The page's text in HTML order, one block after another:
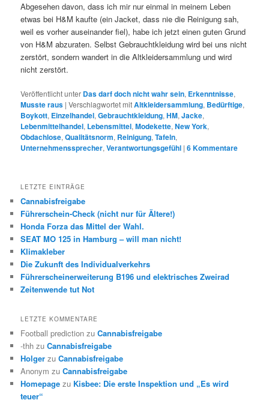
Abgesehen davon, dass ich mir nur einmal in meinem Leben
etwas bei H&M kaufte (ein Jacket, dass nie die Reinigung sah,
weil es vorher auseinander fiel), habe ich jetzt einen guten Grund
von H&M abzuraten. Selbst Gebrauchtkleidung wird bei uns nicht
zerstört, sondern wandert in die Altkleidersammlung und wird
nicht zerstört.
Veröffentlicht unter Das darf doch nicht wahr sein, Erkenntnisse,
Musste raus |Verschlagwortet mitAltkleidersammlung, Bedürftige,
Boykott, Einzelhandel,Gebrauchtkleidung,HM,Jacke,
Lebenmittelhandel, Lebensmittel,Modekette,New York,
Obdachlose,Qualitätsnorm, Reinigung,Tafeln,
Unternehmenssprecher,Verantwortungsgefühl |6Kommentare
LETZTE EINTRÄGE
Cannabisfreigabe
Führerschein-Check (nicht nur für Ältere!)
Honda Forza das Mittel der Wahl.
SEAT MO 125 in Hamburg – will man nicht!
Klimakleber
Die Zukunft des Individualverkehrs
Führerscheinerweiterung B196 und elektrisches Zweirad
Zeitenwende tut Not
LETZTE KOMMENTARE
Football prediction zuCannabisfreigabe
-thh zuCannabisfreigabe
Holger zuCannabisfreigabe
Anonym zuCannabisfreigabe
Homepage zu Kisbee: Die erste Inspektion und „Es wird
teuer“